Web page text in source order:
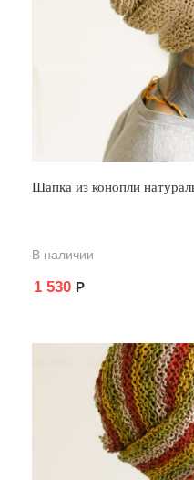
Шапка из конопли
В наличии
1 530 Р